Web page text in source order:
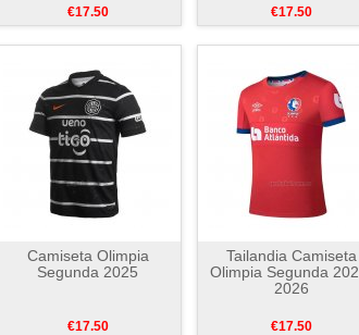
€17.50 €17.50
Camiseta Olimpia
Segunda 2025
€17.50
Tailandia Camiseta
Olimpia Segunda
2026
€17.50